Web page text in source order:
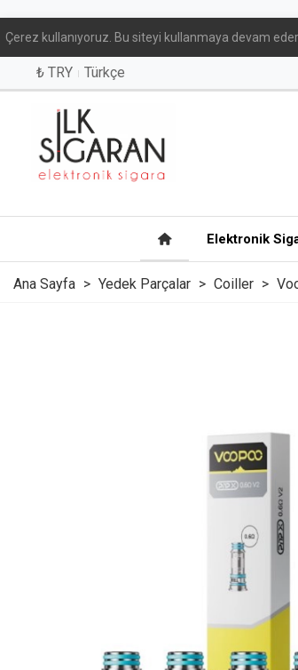
Çerez kullanıyoruz. Bu siteyi kullanmaya devam
₺ TRY Türkçe
Elektronik
Ana Sayfa > Yedek Parçalar > Coiller >